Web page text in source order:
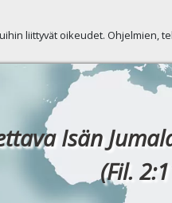
liittyvät oikeudet.
Isän
(Fil.